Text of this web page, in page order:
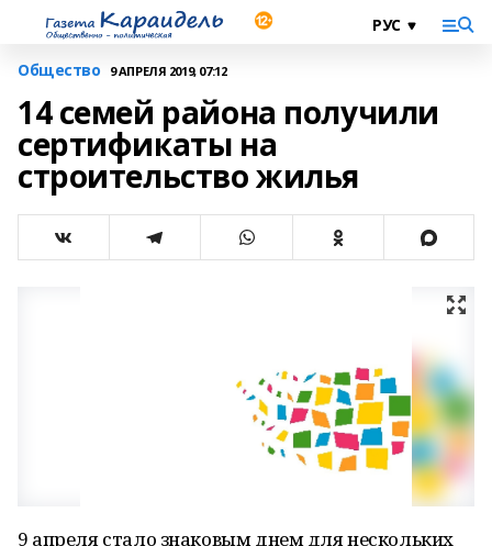
Общество 9 АПРЕЛЯ 2019, 07:12
14 семей района получили
сертификаты на
строительство жилья
9 апреля стало знаковым днем для нескольких